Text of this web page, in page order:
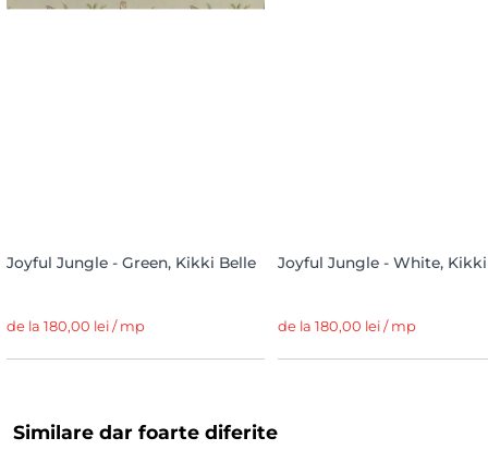
Joyful Jungle - Green, Kikki Belle
de la 180,00 lei / mp
Joyful Jungle - White,
de la 180,00 lei / mp
Similare dar foarte diferite